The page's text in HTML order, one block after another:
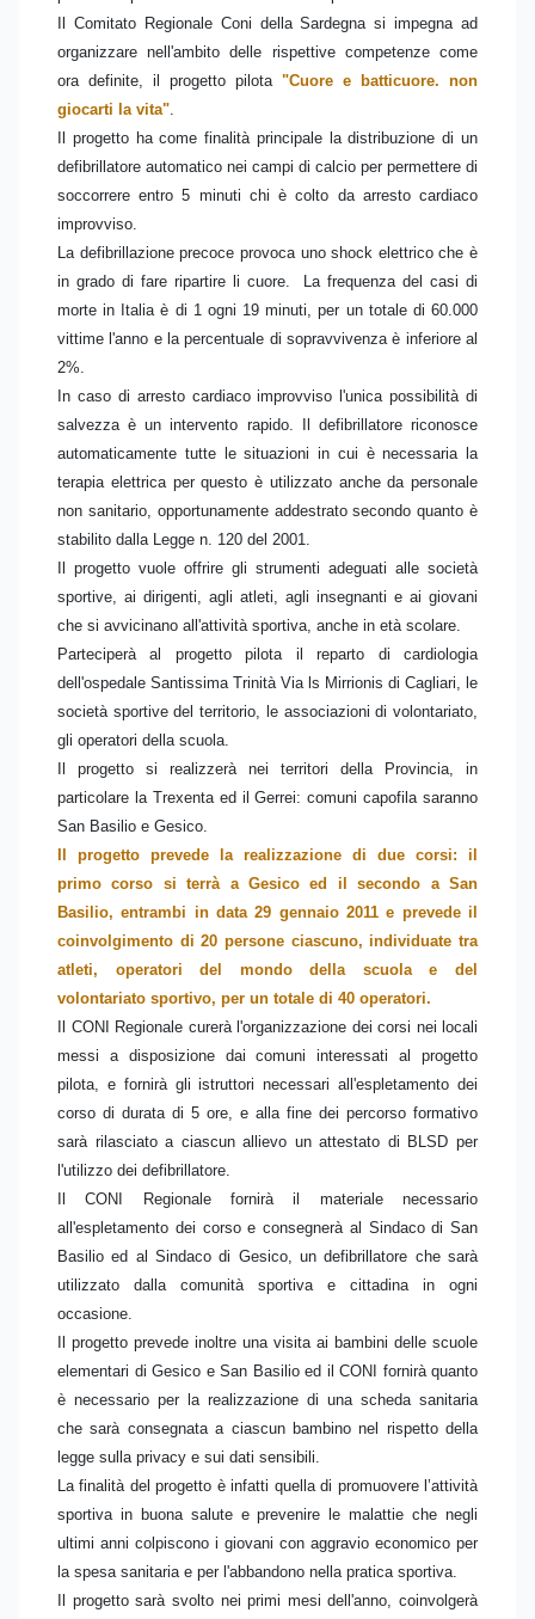
Il Comitato Regionale Coni della Sardegna si impegna ad
organizzare nell'ambito delle rispettive competenze come
ora definite, il progetto pilota "Cuore e batticuore. non
giocarti la vita".
Il progetto ha come finalità principale la distribuzione di un
defibrillatore automatico nei campi di calcio per permettere di
soccorrere entro 5 minuti chi è colto da arresto cardiaco
improvviso.
La defibrillazione precoce provoca uno shock elettrico che è
in grado di fare ripartire li cuore. La frequenza del casi di
morte in Italia è di 1 ogni 19 minuti, per un totale di 60.000
vittime l'anno e la percentuale di sopravvivenza è inferiore al
2%.
In caso di arresto cardiaco improvviso l'unica possibilità di
salvezza è un intervento rapido. Il defibrillatore riconosce
automaticamente tutte le situazioni in cui è necessaria la
terapia elettrica per questo è utilizzato anche da personale
non sanitario, opportunamente addestrato secondo quanto è
stabilito dalla Legge n. 120 del 2001.
Il progetto vuole offrire gli strumenti adeguati alle società
sportive, ai dirigenti, agli atleti, agli insegnanti e ai giovani
che si avvicinano all'attività sportiva, anche in età scolare.
Parteciperà al progetto pilota il reparto di cardiologia
dell'ospedale Santissima Trinità Via ls Mirrionis di Cagliari, le
società sportive del territorio, le associazioni di volontariato,
gli operatori della scuola.
Il progetto si realizzerà nei territori della Provincia, in
particolare la Trexenta ed il Gerrei: comuni capofila saranno
San Basilio e Gesico.
Il progetto prevede la realizzazione di due corsi: il
primo corso si terrà a Gesico ed il secondo a San
Basilio, entrambi in data 29 gennaio 2011 e prevede il
coinvolgimento di 20 persone ciascuno, individuate tra
atleti, operatori del mondo della scuola e del
volontariato sportivo, per un totale di 40 operatori.
Il CONI Regionale curerà l'organizzazione dei corsi nei locali
messi a disposizione dai comuni interessati al progetto
pilota, e fornirà gli istruttori necessari all'espletamento dei
corso di durata di 5 ore, e alla fine dei percorso formativo
sarà rilasciato a ciascun allievo un attestato di BLSD per
l'utilizzo dei defibrillatore.
Il CONI Regionale fornirà il materiale necessario
all'espletamento dei corso e consegnerà al Sindaco di San
Basilio ed al Sindaco di Gesico, un defibrillatore che sarà
utilizzato dalla comunità sportiva e cittadina in ogni
occasione.
Il progetto prevede inoltre una visita ai bambini delle scuole
elementari di Gesico e San Basilio ed il CONI fornirà quanto
è necessario per la realizzazione di una scheda sanitaria
che sarà consegnata a ciascun bambino nel rispetto della
legge sulla privacy e sui dati sensibili.
La finalità del progetto è infatti quella di promuovere l’attività
sportiva in buona salute e prevenire le malattie che negli
ultimi anni colpiscono i giovani con aggravio economico per
la spesa sanitaria e per l'abbandono nella pratica sportiva.
Il progetto sarà svolto nei primi mesi dell'anno, coinvolgerà